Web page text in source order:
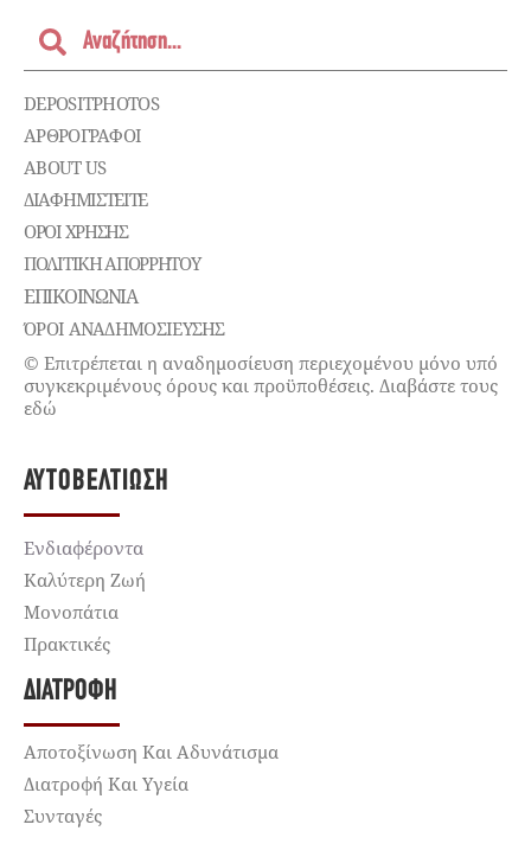
DEPOSITPHOTOS
ΑΡΘΡΟΓΡΑΦΟΙ
ABOUT US
ΔΙΑΦΗΜΙΣΤΕΊΤΕ
ΌΡΟΙ ΧΡΉΣΗΣ
ΠΟΛΙΤΙΚΉ ΑΠΟΡΡΉΤΟΥ
ΕΠΙΚΟΙΝΩΝΊΑ
ΌΡΟΙ ΑΝΑΔΗΜΟΣΙΕΥΣΗΣ
© Επιτρέπεται η αναδημοσίευση περιεχομένου μόνο υπό
συγκεκριμένους όρους και προϋποθέσεις. Διαβάστε τους
εδώ
ΑΥΤΟΒΕΛΤΊΩΣΗ
Ενδιαφέροντα
Καλύτερη Ζωή
Μονοπάτια
Πρακτικές
ΔΙΑΤΡΟΦΉ
Αποτοξίνωση Και Αδυνάτισμα
Διατροφή Και Υγεία
Συνταγές